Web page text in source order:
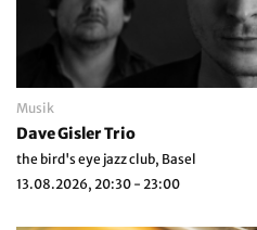
Musik
Dave Gisler Trio
the bird's eye jazz club, Basel
13.08.2026, 20:30 - 23:00